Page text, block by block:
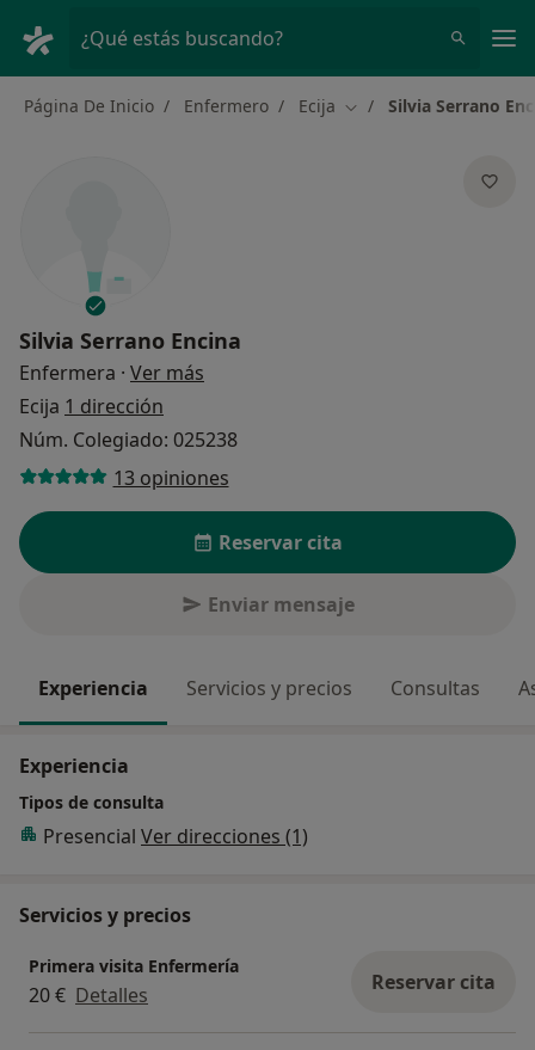
¿Qué estás buscando?
Página De Inicio Enfermero Ecija Cambiar de ciudad
Silvia Serrano
Silvia Serrano Encina
Enfermera · Ver más
Ecija 1 dirección
Núm. Colegiado: 025238
13 opiniones
Reservar cita
Enviar mensaje
Experiencia Servicios y precios Consultas
Experiencia
Tipos de consulta
Presencial Ver direcciones (1)
Servicios y precios
Primera visita Enfermería
20 € Detalles Reservar cita